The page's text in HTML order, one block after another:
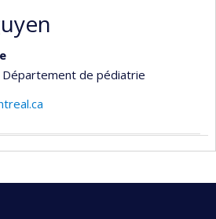
Département de pédiatrie